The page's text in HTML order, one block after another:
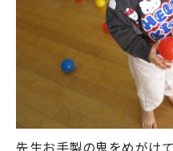
先生お手製の鬼をめがけ